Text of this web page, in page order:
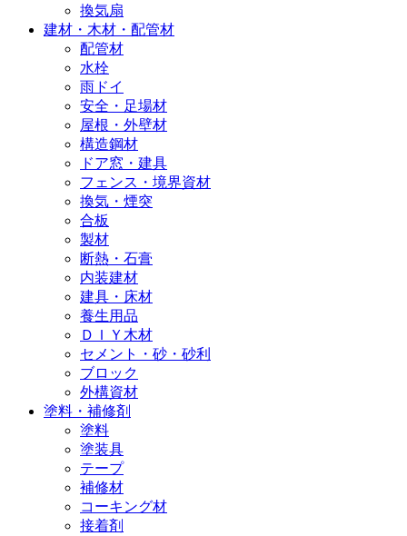
換気扇
建材・木材・配管材
配管材
水栓
雨ドイ
安全・足場材
屋根・外壁材
構造鋼材
ドア窓・建具
フェンス・境界資材
換気・煙突
合板
製材
断熱・石膏
内装建材
建具・床材
養生用品
ＤＩＹ木材
セメント・砂・砂利
ブロック
外構資材
塗料・補修剤
塗料
塗装具
テープ
補修材
コーキング材
接着剤